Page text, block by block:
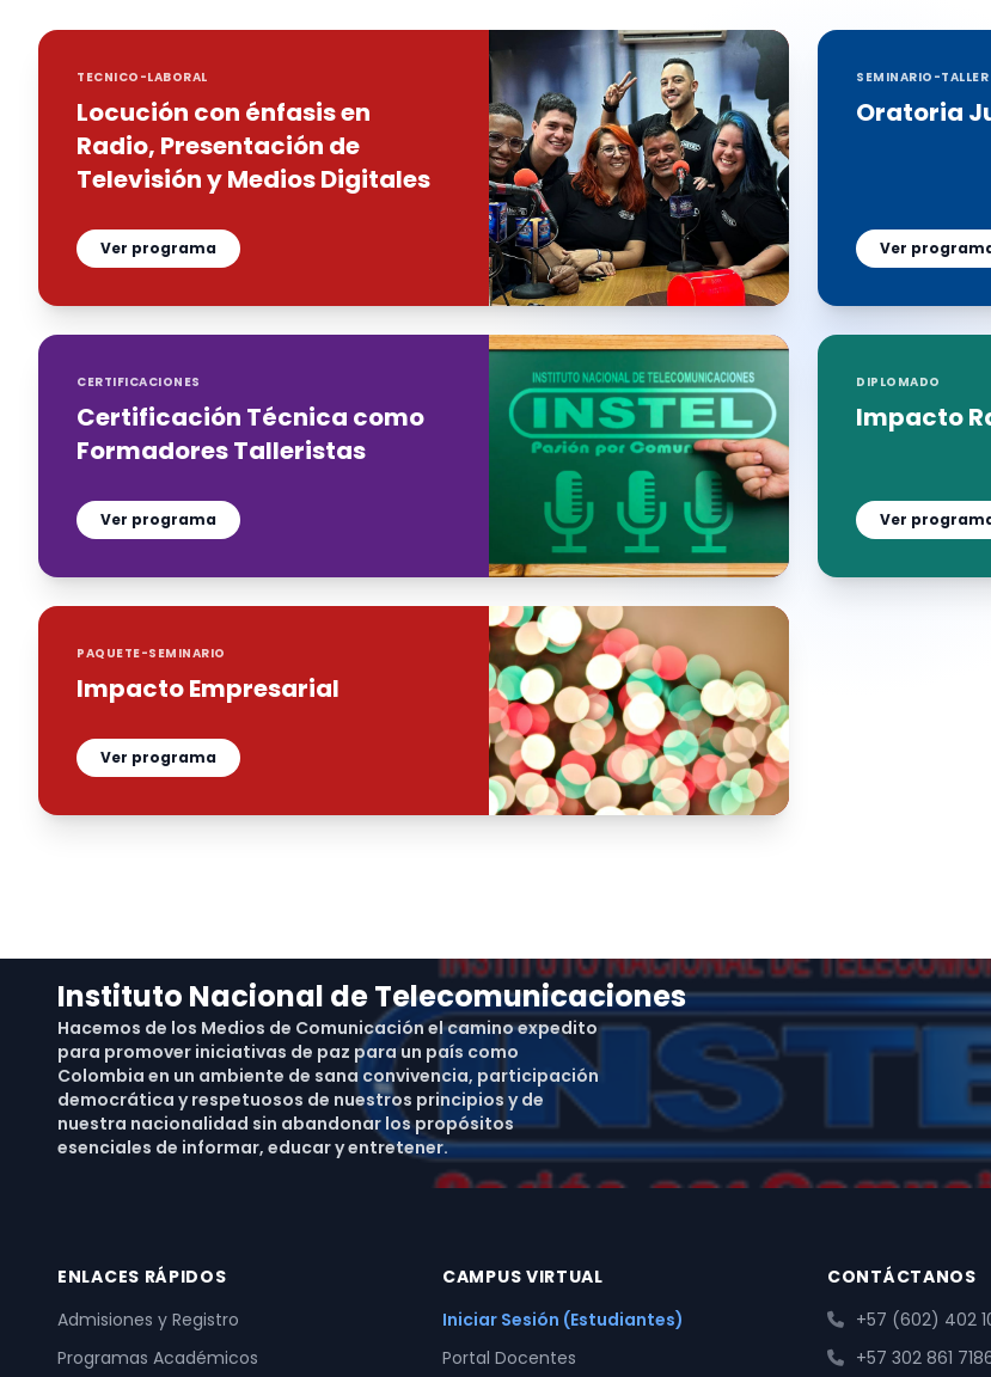
TECNICO-LABORAL
Locución con énfasis en
Radio, Presentación de
Televisión y Medios Digitales
Ver programa
SEMINARIO-TALLER
Oratoria
Ver
CERTIFICACIONES
Certificación Técnica como
Formadores Talleristas
Ver programa
DIPLOMADO
Impacto
Ver
PAQUETE-SEMINARIO
Impacto Empresarial
Ver programa
Instituto Nacional de Telecomunicaciones
Hacemos de los Medios de Comunicación el camino expedito
para promover iniciativas de paz para un país como
Colombia en un ambiente de sana convivencia, participación
democrática y respetuosos de nuestros principios y de
nuestra nacionalidad sin abandonar los propósitos
esenciales de informar, educar y entretener.
ENLACES RÁPIDOS
Admisiones y Registro
Programas Académicos
CAMPUS VIRTUAL
Iniciar Sesión (Estudiantes)
Portal Docentes
CONTÁCTANOS
+57 (602) 402
+57 302 861